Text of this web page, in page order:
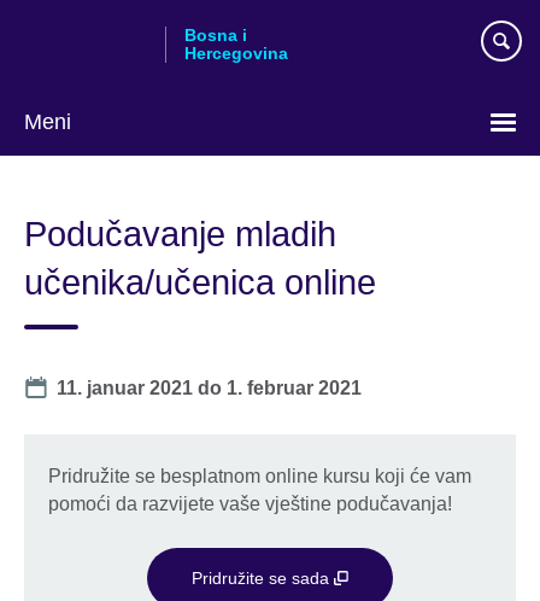
Bosna i
Hercegovina
Meni
language
Podučavanje mladih
učenika/učenica online
Date
11. januar 2021 do 1. februar 2021
Pridružite se besplatnom online kursu koji će vam
pomoći da razvijete vaše vještine podučavanja!
Pridružite se sada